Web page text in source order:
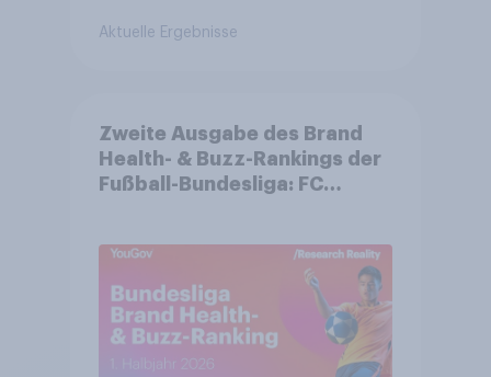
Aktuelle Ergebnisse
Zweite Ausgabe des Brand
Health- & Buzz-Rankings der
Fußball-Bundesliga: FC